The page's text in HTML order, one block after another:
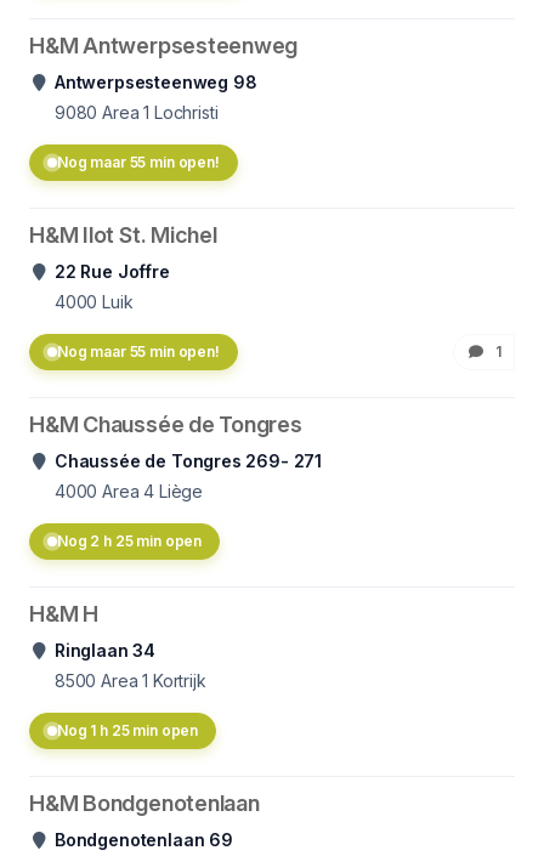
H&M Antwerpsesteenweg
Antwerpsesteenweg 98
9080 Area 1 Lochristi
Nog maar 55 min open!
H&M Ilot St. Michel
22 Rue Joffre
4000 Luik
Nog maar 55 min open! 1
H&M Chaussée de Tongres
Chaussée de Tongres 269- 271
4000 Area 4 Liège
Nog 2 h 25 min open
H&M H
Ringlaan 34
8500 Area 1 Kortrijk
Nog 1 h 25 min open
H&M Bondgenotenlaan
Bondgenotenlaan 69